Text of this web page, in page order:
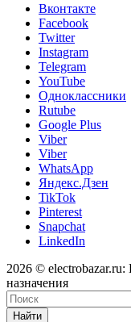
Вконтакте
Facebook
Twitter
Instagram
Telegram
YouTube
Одноклассники
Rutube
Google Plus
Viber
Viber
WhatsApp
Яндекс.Дзен
TikTok
Pinterest
Snapchat
LinkedIn
2026 ©
назначения
Найти